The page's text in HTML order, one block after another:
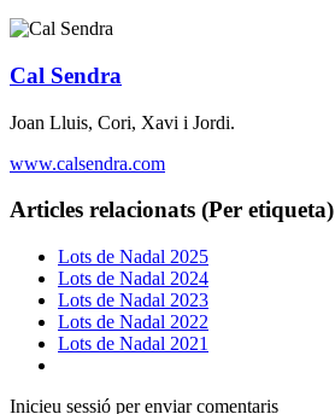
Cal Sendra
Joan Lluis, Cori, Xavi i Jordi.
www.calsendra.com
Articles relacionats (Per etiqueta)
Lots de Nadal 2025
Lots de Nadal 2024
Lots de Nadal 2023
Lots de Nadal 2022
Lots de Nadal 2021
Inicieu sessió per enviar comentaris